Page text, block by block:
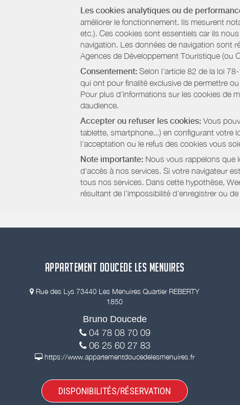
Les cookies analytiques ou de
améliorer le fonctionnement. Ils mesurent
etc.). Ces cookies sont essentiels car ils
navigation. Les données de navigation sont
Agences de Développement Touristique (ou
Consentement: Selon l'article 82 de la loi
qui ont pour finalité exclusive de permettre
Pour plus d’informations sur les cookies de
daudience.
Accepter ou refuser les cookies: Vous
tablette, smartphone...) en configurant votre
l’acceptation ou le refus des cookies vous
Note importante: Nous vous rappelons que
d'accès à nos services. Si votre navigateur
tous nos services. Dans cette hypothèse,
résultant de l’impossibilité d’enregistrer ou
APPARTEMENT DOUCEDE LES MENUIRES
Rue des Lys 73440 Les Menuires Quartier REBERTY
1850
Bruno Doucede
04 78 08 70 09
06 25 60 27 83
https://www.appartementdoucedelesmenuires.fr
DISPONIBILITÉS/RÉSERVATION